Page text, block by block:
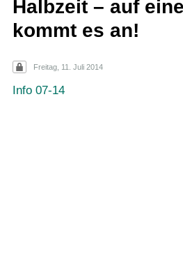
Halbzeit – auf
kommt es an!
Freitag, 11. Juli 2014
Info 07-14